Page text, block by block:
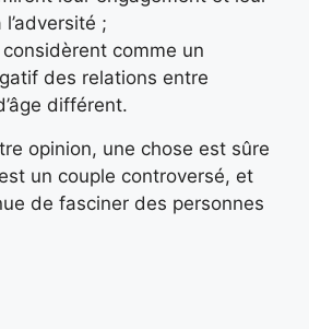
;
considèrent comme un
des relations entre
différent.
opinion, une chose est sûre
un couple controversé, et
de fasciner des personnes